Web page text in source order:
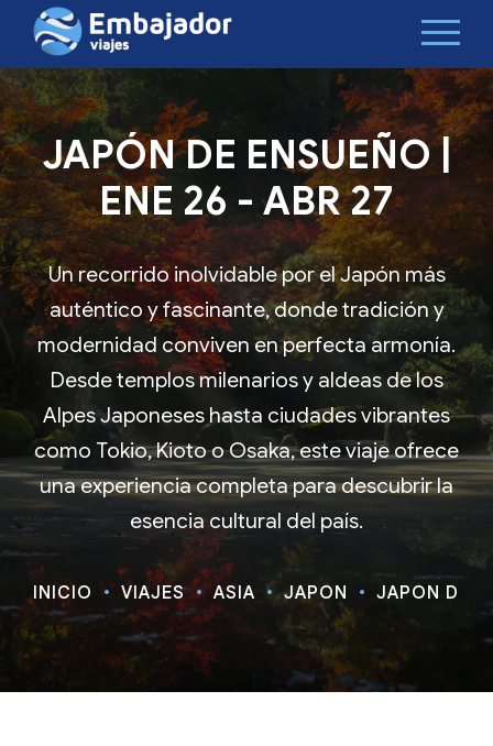
JAPÓN DE ENSUEÑO |
ENE 26 - ABR 27
Un recorrido inolvidable por el Japón más
auténtico y fascinante, donde tradición y
modernidad conviven en perfecta armonía.
Desde templos milenarios y aldeas de los
Alpes Japoneses hasta ciudades vibrantes
como Tokio, Kioto o Osaka, este viaje ofrece
una experiencia completa para descubrir la
esencia cultural del país.
INICIO VIAJES ASIA JAPÓN JAPÓN DE